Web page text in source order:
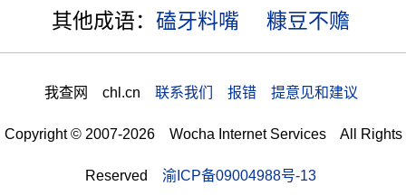
其他成语：磕牙料嘴 糠豆不赡
我查网 chl.cn 联系我们 报错 提意见和建议
Copyright © 2007-2026 Wocha Internet Services All Rights
Reserved 渝ICP备09004988号-13